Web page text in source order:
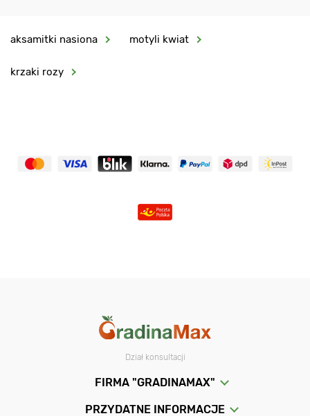
aksamitki nasiona motyli kwiat
krzaki rozy
Dział konsultacji
FIRMA "GRADINAMAX"
PRZYDATNE INFORMACJE